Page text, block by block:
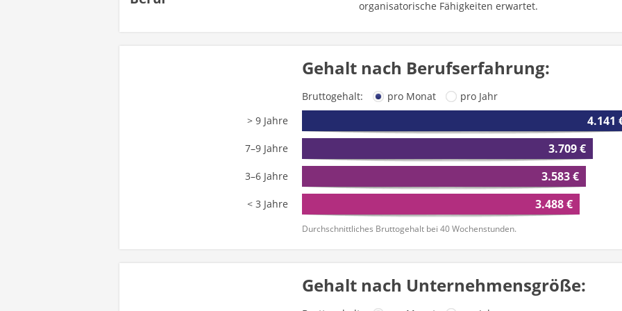
organisatorische Fähigkeiten erwartet.
Gehalt nach Berufserfahrung:
Bruttogehalt: pro Monat
pro Jahr
> 9 Jahre
4.141
7–9 Jahre 3.709 €
3–6 Jahre 3.583 €
< 3 Jahre 3.488 €
Durchschnittliches Bruttogehalt bei 40 Wochenstunden.
Gehalt nach Unternehmensgröße: